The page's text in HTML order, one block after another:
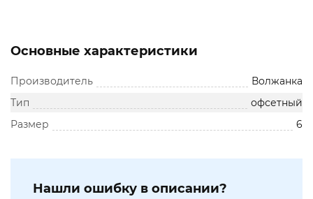
Основные характеристики
Производитель
Волжанка
Тип
офсетный
Размер
6
Нашли ошибку в описании?